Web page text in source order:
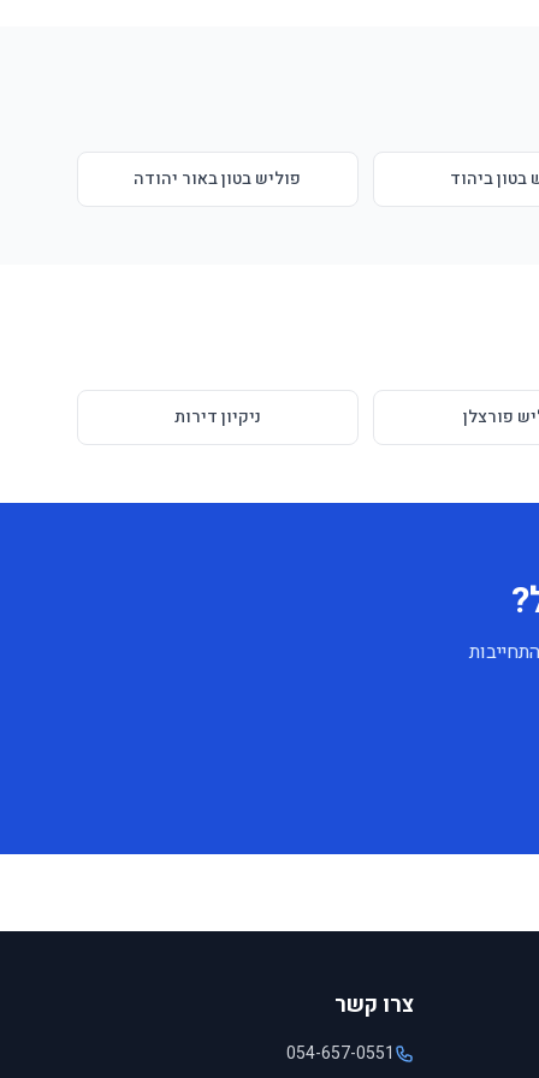
בטון ביהוד פוליש בטון באור יהודה
פורצלן ניקיון דירות
צרו קשר
054-657-0551